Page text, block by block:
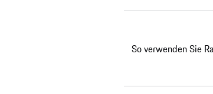
So verwenden Sie